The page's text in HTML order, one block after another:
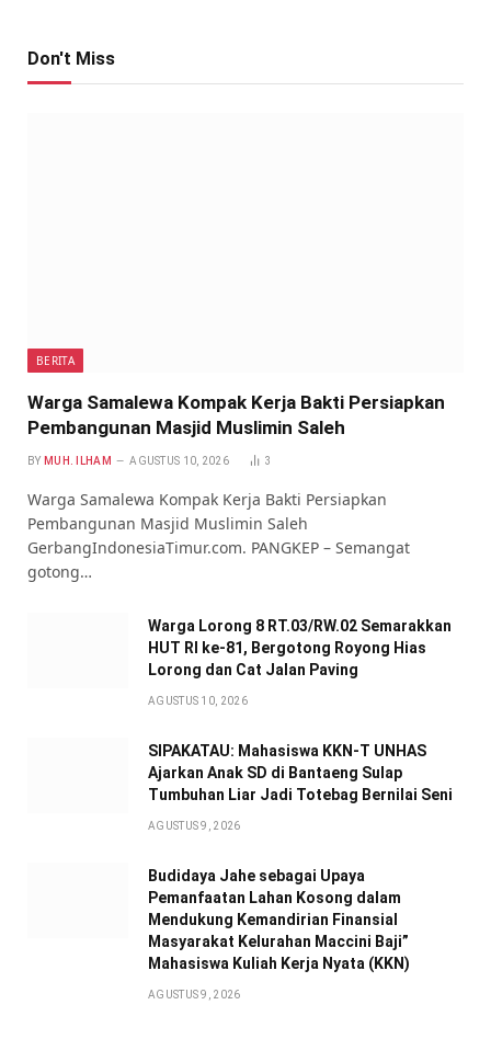
Don't Miss
BERITA
Warga Samalewa Kompak Kerja Bakti Persiapkan
Pembangunan Masjid Muslimin Saleh
BY MUH. ILHAM AGUSTUS 10, 2026 3
Warga Samalewa Kompak Kerja Bakti Persiapkan
Pembangunan Masjid Muslimin Saleh
GerbangIndonesiaTimur.com. PANGKEP – Semangat
gotong…
Warga Lorong 8 RT.03/RW.02 Semarakkan
HUT RI ke-81, Bergotong Royong Hias
Lorong dan Cat Jalan Paving
AGUSTUS 10, 2026
SIPAKATAU: Mahasiswa KKN-T UNHAS
Ajarkan Anak SD di Bantaeng Sulap
Tumbuhan Liar Jadi Totebag Bernilai Seni
AGUSTUS 9, 2026
Budidaya Jahe sebagai Upaya
Pemanfaatan Lahan Kosong dalam
Mendukung Kemandirian Finansial
Masyarakat Kelurahan Maccini Baji”
Mahasiswa Kuliah Kerja Nyata (KKN)
AGUSTUS 9, 2026